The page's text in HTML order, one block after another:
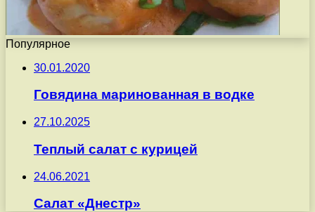
Популярное
30.01.2020
Говядина маринованная в водке
27.10.2025
Теплый салат с курицей
24.06.2021
Салат «Днестр»